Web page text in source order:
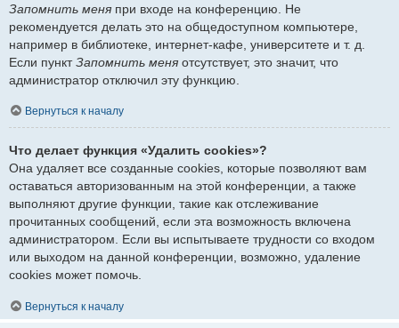
Запомнить меня при входе на конференцию. Не
рекомендуется делать это на общедоступном компьютере,
например в библиотеке, интернет-кафе, университете и т. д.
Если пунктЗапомнить меня отсутствует, это значит, что
администратор отключил эту функцию.
Вернуться к началу
Что делает функция «Удалить cookies»?
Она удаляет все созданные cookies, которые позволяют вам
оставаться авторизованным на этой конференции, а также
выполняют другие функции, такие как отслеживание
прочитанных сообщений, если эта возможность включена
администратором. Если вы испытываете трудности со входом
или выходом на данной конференции, возможно, удаление
cookies может помочь.
Вернуться к началу